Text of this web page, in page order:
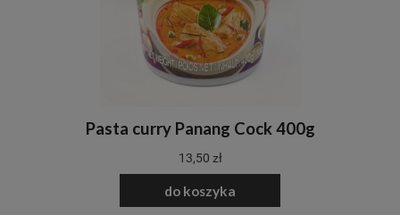
Pasta curry Panang Cock 400g
13,50 zł
do koszyka